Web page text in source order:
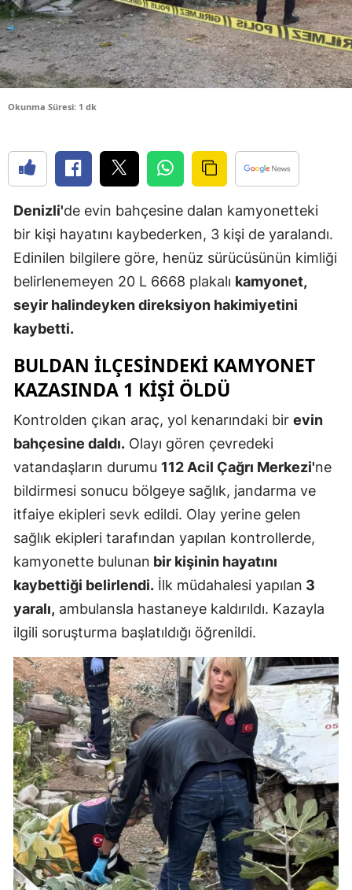
Bursa
Çanakkale
Çankırı
Diyarbakır
Edirne
Elazığ
Erzincan
Erzurum
Gaziantep
Gümüşhane
Hakkari
Hatay
İstanbul
Kars
Kastamonu
Kayseri
Kırklareli
Kırşehir
Kocaeli
Konya
Kütahya
Okunma Süresi: 1 dk
Denizli'de evin bahçesine dalan kamyonetteki
bir kişi hayatını kaybederken, 3 kişi de yaralandı.
Edinilen bilgilere göre, henüz sürücüsünün kimliği
belirlenemeyen 20 L 6668 plakalı kamyonet,
seyir halindeyken direksiyon hakimiyetini
kaybetti.
BULDAN İLÇESİNDEKİ KAMYONET
KAZASINDA 1 KİŞİ ÖLDÜ
Kontrolden çıkan araç, yol kenarındaki bir evin
bahçesine daldı. Olayı gören çevredeki
vatandaşların durumu 112 Acil Çağrı Merkezi'ne
bildirmesi sonucu bölgeye sağlık, jandarma ve
itfaiye ekipleri sevk edildi. Olay yerine gelen
sağlık ekipleri tarafından yapılan kontrollerde,
kamyonette bulunan bir kişinin hayatını
kaybettiği belirlendi. İlk müdahalesi yapılan 3
yaralı, ambulansla hastaneye kaldırıldı. Kazayla
ilgili soruşturma başlatıldığı öğrenildi.